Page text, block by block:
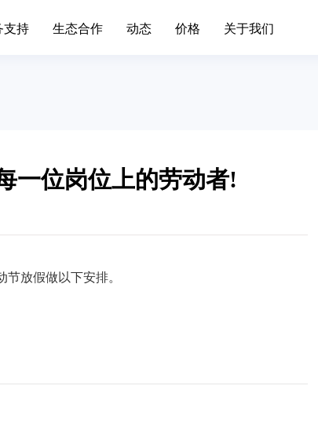
呼叫中心
SCRM
发挥了巨大作...
增长。面临快速变化的市场，产...
化道路上发展...
化，加快旅游业的发展速度，提高...
随时和专家互动，
支持 生态合作 动态 价格 关于我们
一位岗位上的劳动者!
放假做以下安排。